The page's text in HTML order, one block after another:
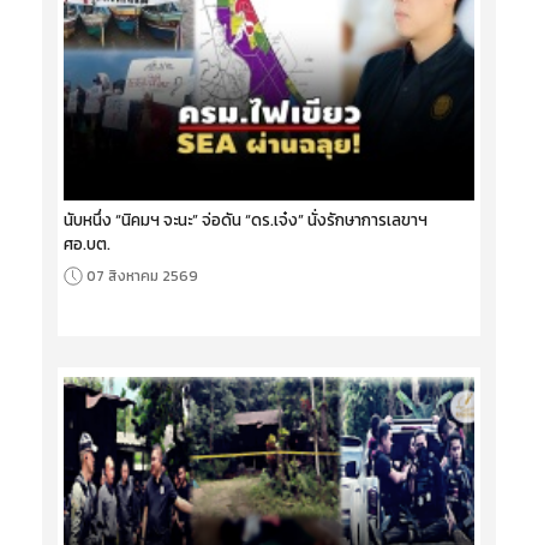
นับหนึ่ง “นิคมฯ จะนะ” จ่อดัน “ดร.เจ๋ง” นั่งรักษาการเลขาฯ
ศอ.บต.
07 สิงหาคม 2569